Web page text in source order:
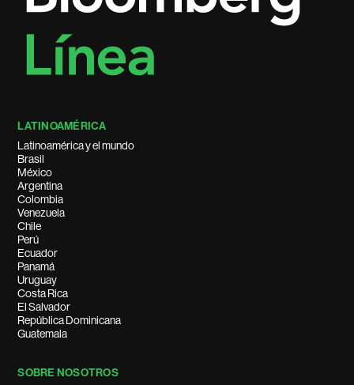
LATINOAMÉRICA
Latinoamérica y el mundo
Brasil
México
Argentina
Colombia
Venezuela
Chile
Perú
Ecuador
Panamá
Uruguay
Costa Rica
El Salvador
República Dominicana
Guatemala
SOBRE NOSOTROS